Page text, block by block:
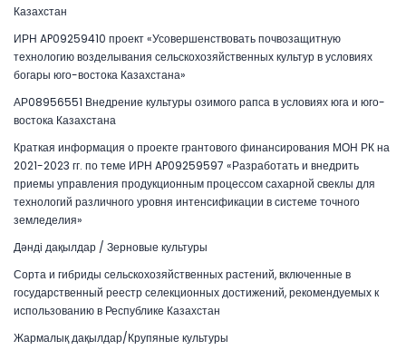
Казахстан
ИРН AP09259410 проект «Усовершенствовать почвозащитную
технологию возделывания сельскохозяйственных культур в условиях
богары юго-востока Казахстана»
АР08956551 Внедрение культуры озимого рапса в условиях юга и юго-
востока Казахстана
Краткая информация о проекте грантового финансирования МОН РК на
2021-2023 гг. по теме ИРН AP09259597 «Разработать и внедрить
приемы управления продукционным процессом сахарной свеклы для
технологий различного уровня интенсификации в системе точного
земледелия»
Дәнді дақылдар / Зерновые культуры
Сорта и гибриды сельскохозяйственных растений, включенные в
государственный реестр селекционных достижений, рекомендуемых к
использованию в Республике Казахстан
Жармалық дақылдар/Крупяные культуры